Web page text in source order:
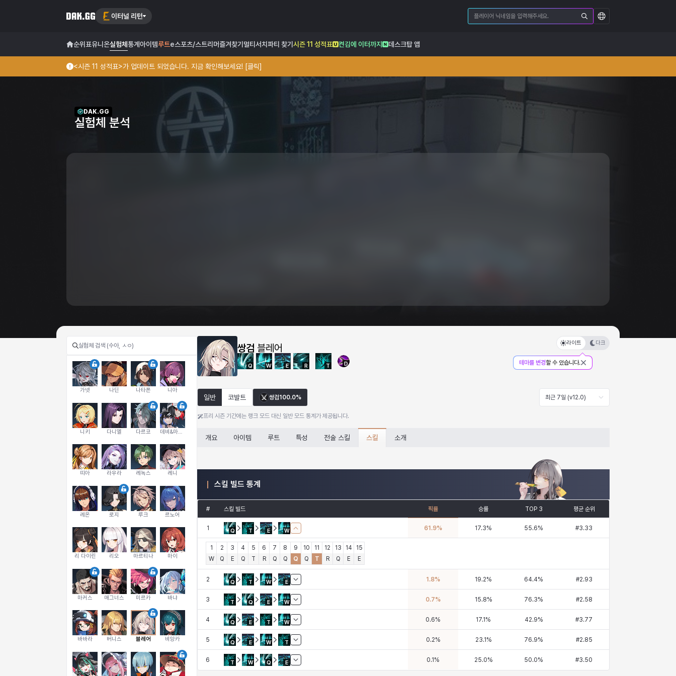
이터널 리턴
순위표유니온실험체 통계 아이템루트e스포츠/스트리머즐겨찾기 멀티서치 파티 찾기 시즌 11 성적표 켠김에 이터까지 데스크탑 앱
<시즌 11 성적표>가 업데이트 되었습니다. 지금 확인해보세요! [클릭]
DAK.GG
실험체 분석
가넷 나딘 나타폰 니아
니키 다니엘 다르코
띠아 라우라 레녹스 레니
레온 로지 루크 르노어
리 다이린 리오 마르티나 마이
마커스 매그너스 미르카 바냐
바바라 버니스 블레어 비앙카
쌍검 블레어
Q W E R T D
라이트 다크
테마를 변경할 수 있습니다.
일반 코발트 쌍검100.0% 최근 7일 (v12.0)
프리 시즌 기간에는 랭크 모드 대신 일반 모드 통계가 제공됩니다.
개요 아이템 루트 특성 전술 스킬 스킬 소개
스킬 빌드 통계
# 스킬 빌드 픽률 승률 TOP 3 평균 순위
1 Q T E W 61.9% 17.3% 55.6% #3.33
1
W
2
Q
3
E
4
Q
5
T
6
R
7
Q
8
Q
9
Q
10
Q
11
T
12
R
13
Q
14
E
15
E
2 Q T W E 1.8% 19.2% 64.4% #2.93
3 T Q E W 0.7% 15.8% 76.3% #2.58
4 Q E T W 0.6% 17.1 % 42.9% #3.77
5 Q E W T 0.2% 23.1 % 76.9% #2.85
6 T W Q E 0.1 % 25.0% 50.0% #3.50